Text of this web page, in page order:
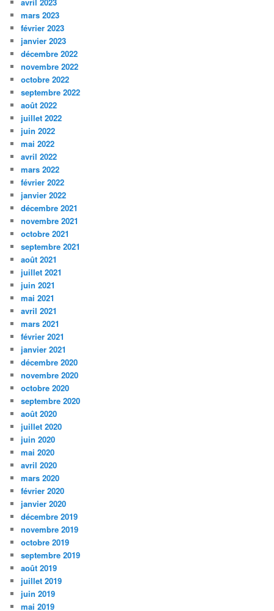
mars 2023
février 2023
janvier 2023
décembre 2022
novembre 2022
octobre 2022
septembre 2022
août 2022
juillet 2022
juin 2022
mai 2022
avril 2022
mars 2022
février 2022
janvier 2022
décembre 2021
novembre 2021
octobre 2021
septembre 2021
août 2021
juillet 2021
juin 2021
mai 2021
avril 2021
mars 2021
février 2021
janvier 2021
décembre 2020
novembre 2020
octobre 2020
septembre 2020
août 2020
juillet 2020
juin 2020
mai 2020
avril 2020
mars 2020
février 2020
janvier 2020
décembre 2019
novembre 2019
octobre 2019
septembre 2019
août 2019
juillet 2019
juin 2019
mai 2019